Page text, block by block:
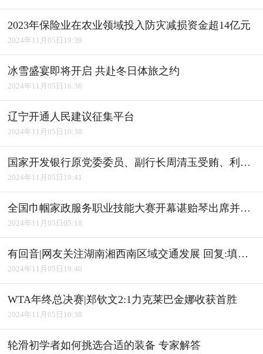
2023年保险业在农业领域投入防灾减损资金超14亿元
2024年11月05日19:39
冰雪盛宴即将开启 共赴冬日体旅之约
2024年11月05日16:36
辽宁开通人民建议征集平台
2024年11月05日10:38
国家开发银行原党委委员、副行长周清玉受贿、利用影响力受贿案一审宣判
2024年11月05日19:41
全国巾帼家政服务职业技能大赛开幕谌贻琴出席并宣布开幕
2024年11月05日05:18
有回音|网友关注湖南湘西南区域交通发展 回复:填补"空白" 完善路网
2024年11月05日19:40
WTA年终总决赛|郑钦文2:1力克莱巴金娜收获首胜
2024年11月05日10:38
轮滑初学者如何挑选合适的装备 专家解答